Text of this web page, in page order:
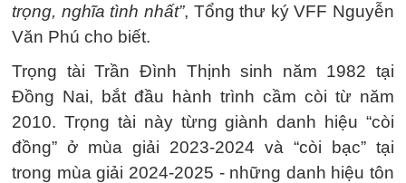
trọng, nghĩa tình nhất”, Tổng thư ký VFF Nguyễn
Văn Phú cho biết.
Trọng tài Trần Đình Thịnh sinh năm 1982 tại
Đồng Nai, bắt đầu hành trình cầm còi từ năm
2010. Trọng tài này từng giành danh hiệu “còi
đồng” ở mùa giải 2023-2024 và “còi bạc” tại
trong mùa giải 2024-2025 - những danh hiệu tôn